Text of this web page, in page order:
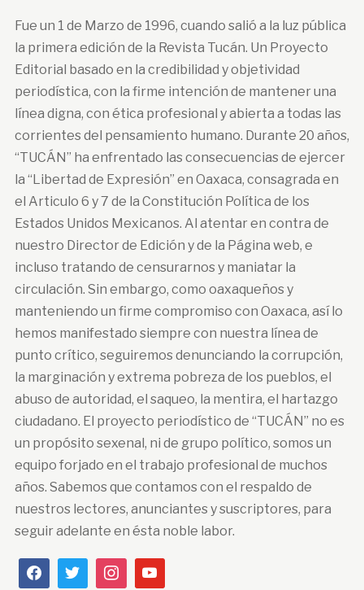
Fue un 1 de Marzo de 1996, cuando salió a la luz pública
la primera edición de la Revista Tucán. Un Proyecto
Editorial basado en la credibilidad y objetividad
periodística, con la firme intención de mantener una
línea digna, con ética profesional y abierta a todas las
corrientes del pensamiento humano. Durante 20 años,
“TUCÁN” ha enfrentado las consecuencias de ejercer
la “Libertad de Expresión” en Oaxaca, consagrada en
el Articulo 6 y 7 de la Constitución Política de los
Estados Unidos Mexicanos. Al atentar en contra de
nuestro Director de Edición y de la Página web, e
incluso tratando de censurarnos y maniatar la
circulación. Sin embargo, como oaxaqueños y
manteniendo un firme compromiso con Oaxaca, así lo
hemos manifestado siempre con nuestra línea de
punto crítico, seguiremos denunciando la corrupción,
la marginación y extrema pobreza de los pueblos, el
abuso de autoridad, el saqueo, la mentira, el hartazgo
ciudadano. El proyecto periodístico de “TUCÁN” no es
un propósito sexenal, ni de grupo político, somos un
equipo forjado en el trabajo profesional de muchos
años. Sabemos que contamos con el respaldo de
nuestros lectores, anunciantes y suscriptores, para
seguir adelante en ésta noble labor.